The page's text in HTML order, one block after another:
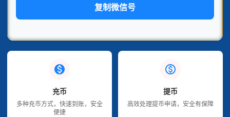
复制微信号
充币
多种充币方式，快速到账，安全
便捷
提币
高效处理提币申请，安全有保障